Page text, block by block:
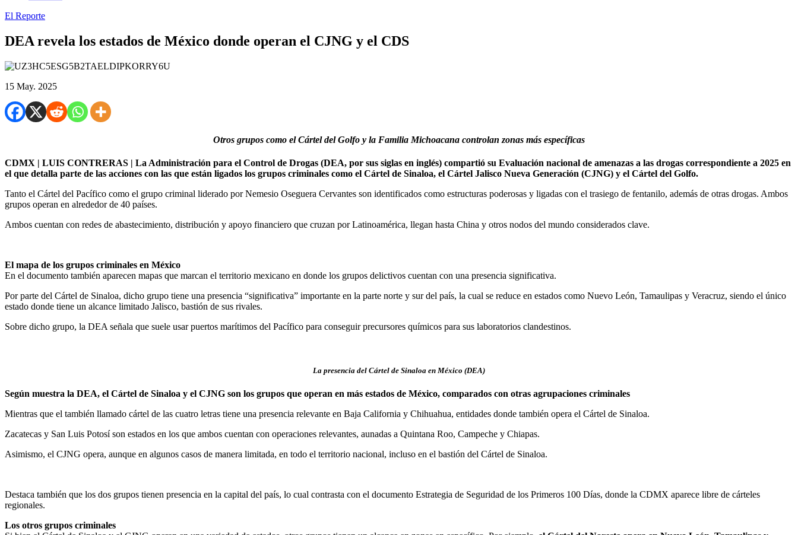
El Reporte
DEA revela los estados de México donde operan el CJNG y el CDS
15 May. 2025
Otros grupos como el Cártel del Golfo y la Familia Michoacana controlan zonas más específicas
CDMX | LUIS CONTRERAS | La Administración para el Control de Drogas (DEA, por sus siglas en inglés) compartió su Evaluación nacional de amenazas a las drogas correspondiente a 2025 en
el que detalla parte de las acciones con las que están ligados los grupos criminales como el Cártel de Sinaloa, el Cártel Jalisco Nueva Generación (CJNG) y el Cártel del Golfo.
Tanto el Cártel del Pacífico como el grupo criminal liderado por Nemesio Oseguera Cervantes son identificados como estructuras poderosas y ligadas con el trasiego de fentanilo, además de otras drogas. Ambos
grupos operan en alrededor de 40 países.
Ambos cuentan con redes de abastecimiento, distribución y apoyo financiero que cruzan por Latinoamérica, llegan hasta China y otros nodos del mundo considerados clave.
El mapa de los grupos criminales en México
En el documento también aparecen mapas que marcan el territorio mexicano en donde los grupos delictivos cuentan con una presencia significativa.
Por parte del Cártel de Sinaloa, dicho grupo tiene una presencia “significativa” importante en la parte norte y sur del país, la cual se reduce en estados como Nuevo León, Tamaulipas y Veracruz, siendo el único
estado donde tiene un alcance limitado Jalisco, bastión de sus rivales.
Sobre dicho grupo, la DEA señala que suele usar puertos marítimos del Pacífico para conseguir precursores químicos para sus laboratorios clandestinos.
La presencia del Cártel de Sinaloa en México (DEA)
Según muestra la DEA, el Cártel de Sinaloa y el CJNG son los grupos que operan en más estados de México, comparados con otras agrupaciones criminales
Mientras que el también llamado cártel de las cuatro letras tiene una presencia relevante en Baja California y Chihuahua, entidades donde también opera el Cártel de Sinaloa.
Zacatecas y San Luis Potosí son estados en los que ambos cuentan con operaciones relevantes, aunadas a Quintana Roo, Campeche y Chiapas.
Asimismo, el CJNG opera, aunque en algunos casos de manera limitada, en todo el territorio nacional, incluso en el bastión del Cártel de Sinaloa.
Destaca también que los dos grupos tienen presencia en la capital del país, lo cual contrasta con el documento Estrategia de Seguridad de los Primeros 100 Días, donde la CDMX aparece libre de cárteles
regionales.
Los otros grupos criminales